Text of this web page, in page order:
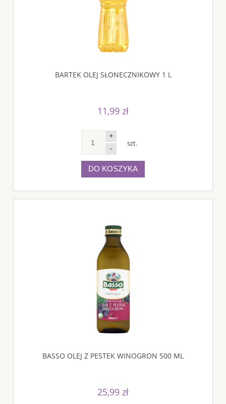
BARTEK OLEJ SŁONECZNIKOWY 1 L
11,99 zł
+
-
szt.
DO KOSZYKA
BASSO OLEJ Z PESTEK WINOGRON 500 ML
25,99 zł